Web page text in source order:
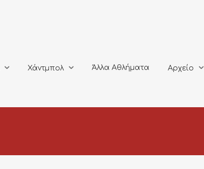
Χάντμπολ Άλλα Αθλήματα Αρχείο